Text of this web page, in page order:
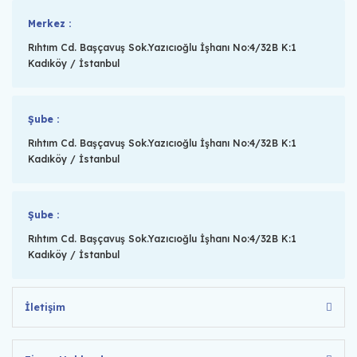
Merkez :
Rıhtım Cd. Başçavuş Sok.Yazıcıoğlu İşhanı No:4/32B K:1
Kadıköy / İstanbul
Şube :
Rıhtım Cd. Başçavuş Sok.Yazıcıoğlu İşhanı No:4/32B K:1
Kadıköy / İstanbul
Şube :
Rıhtım Cd. Başçavuş Sok.Yazıcıoğlu İşhanı No:4/32B K:1
Kadıköy / İstanbul
İletişim